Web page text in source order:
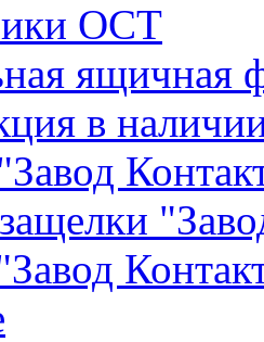
ОСТ
ящичная
в